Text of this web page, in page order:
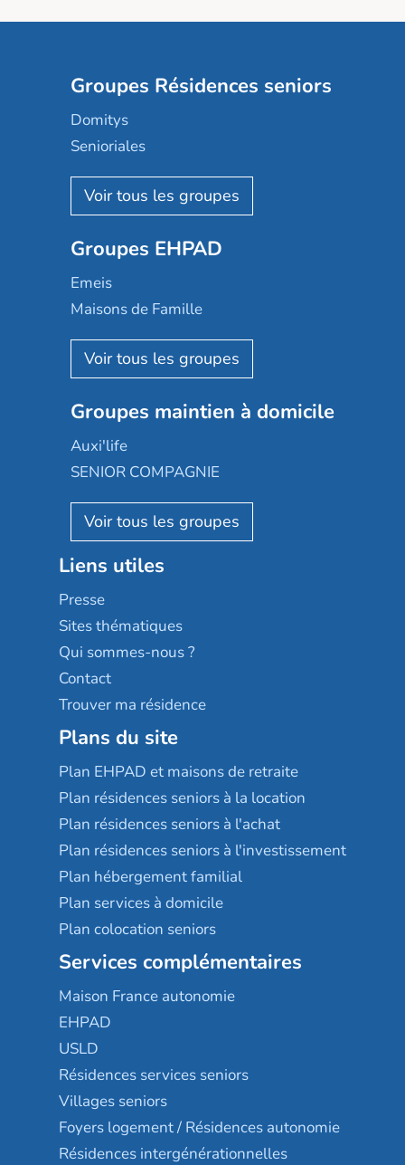
Groupes Résidences seniors
Domitys
Senioriales
Nohée
Les Résidentiels
Mobicap
Domusvi
Happy Senior
Aquarelia
Nexity edenea
Les jardins d'Arcadie
Occitalia
Appartseniors
Reseda
Stella management
Les villages d'or
Sérénys
Résidences services Villa Médicis
Groupes EHPAD
Emeis
Maisons de Famille
Korian
Emera
Groupe SOS
Le Noble Âge
Almage
Résidalya
Groupe aplus
Groupes maintien à domicile
Auxi'life
SENIOR COMPAGNIE
AGE D'OR Services
Liens utiles
Presse
Sites thématiques
Qui sommes-nous ?
Contact
Trouver ma résidence
Plans du site
Plan EHPAD et maisons de retraite
Plan résidences seniors à la location
Plan résidences seniors à l'achat
Plan résidences seniors à l'investissement
Plan hébergement familial
Plan services à domicile
Plan colocation seniors
Services complémentaires
Maison France autonomie
EHPAD
USLD
Résidences services seniors
Villages seniors
Foyers logement / Résidences autonomie
Résidences intergénérationnelles